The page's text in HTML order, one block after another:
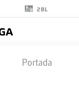
2BL
Portada